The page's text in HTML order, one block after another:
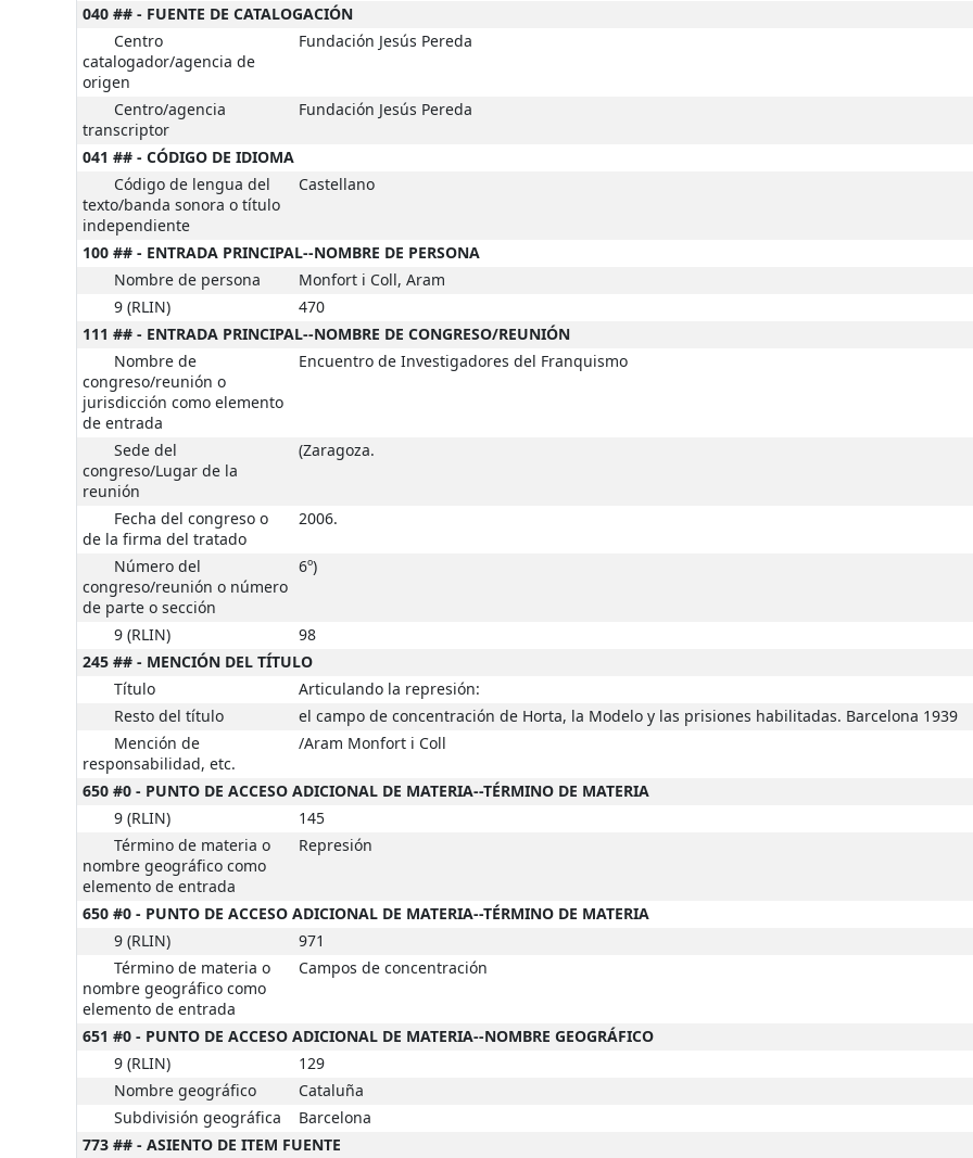
040 ## - FUENTE DE CATALOGACIÓN
Centro
catalogador/agencia de
origen
Fundación Jesús Pereda
Centro/agencia
transcriptor
Fundación Jesús Pereda
041 ## - CÓDIGO DE IDIOMA
Código de lengua del
texto/banda sonora o título
independiente
Castellano
100 ## - ENTRADA PRINCIPAL--NOMBRE DE PERSONA
Nombre de persona
Monfort i Coll, Aram
9 (RLIN)
470
111 ## - ENTRADA PRINCIPAL--NOMBRE DE CONGRESO/REUNIÓN
Nombre de
congreso/reunión o
jurisdicción como elemento
de entrada
Encuentro de Investigadores del Franquismo
Sede del
congreso/Lugar de la
reunión
(Zaragoza.
Fecha del congreso o
de la firma del tratado
2006.
Número del
congreso/reunión o número
de parte o sección
6º)
9 (RLIN)
98
245 ## - MENCIÓN DEL TÍTULO
Título
Articulando la represión:
Resto del título
el campo de concentración de Horta, la Modelo y las prisiones habilitadas. Barcelona 1939
Mención de
responsabilidad, etc.
/Aram Monfort i Coll
650 #0 - PUNTO DE ACCESO ADICIONAL DE MATERIA--TÉRMINO DE MATERIA
9 (RLIN)
145
Término de materia o
nombre geográfico como
elemento de entrada
Represión
650 #0 - PUNTO DE ACCESO ADICIONAL DE MATERIA--TÉRMINO DE MATERIA
9 (RLIN)
971
Término de materia o
nombre geográfico como
elemento de entrada
Campos de concentración
651 #0 - PUNTO DE ACCESO ADICIONAL DE MATERIA--NOMBRE GEOGRÁFICO
9 (RLIN)
129
Nombre geográfico
Cataluña
Subdivisión geográfica
Barcelona
773 ## - ASIENTO DE ITEM FUENTE